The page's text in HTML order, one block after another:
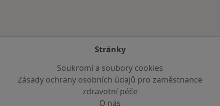
Stránky
Soukromí a soubory cookies
Zásady ochrany osobních údajů pro zaměstnance
zdravotní péče
O nás